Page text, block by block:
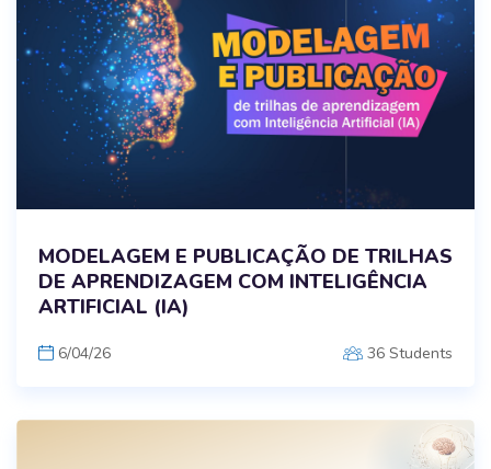
MODELAGEM E PUBLICAÇÃO DE TRILHAS
DE APRENDIZAGEM COM INTELIGÊNCIA
ARTIFICIAL (IA)
6/04/26 36 Students